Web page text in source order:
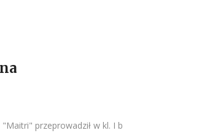
przeprowadził w kl. I b